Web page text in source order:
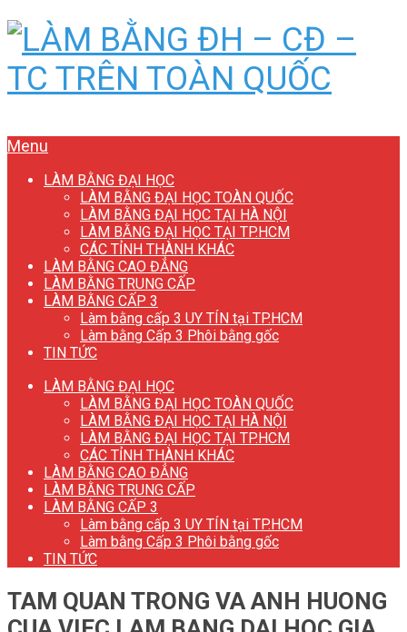
Menu
LÀM BẰNG ĐẠI HỌC
LÀM BẰNG ĐẠI HỌC TOÀN QUỐC
LÀM BẰNG ĐẠI HỌC TẠI HÀ NỘI
LÀM BẰNG ĐẠI HỌC TẠI TP.HCM
CÁC TỈNH THÀNH KHÁC
LÀM BẰNG CAO ĐẲNG
LÀM BẰNG TRUNG CẤP
LÀM BẰNG CẤP 3
Làm bằng cấp 3 UY TÍN tại TP.HCM
Làm bằng Cấp 3 Phôi bằng gốc
TIN TỨC
LÀM BẰNG ĐẠI HỌC
LÀM BẰNG ĐẠI HỌC TOÀN QUỐC
LÀM BẰNG ĐẠI HỌC TẠI HÀ NỘI
LÀM BẰNG ĐẠI HỌC TẠI TP.HCM
CÁC TỈNH THÀNH KHÁC
LÀM BẰNG CAO ĐẲNG
LÀM BẰNG TRUNG CẤP
LÀM BẰNG CẤP 3
Làm bằng cấp 3 UY TÍN tại TP.HCM
Làm bằng Cấp 3 Phôi bằng gốc
TIN TỨC
TAM QUAN TRONG VA ANH HUONG